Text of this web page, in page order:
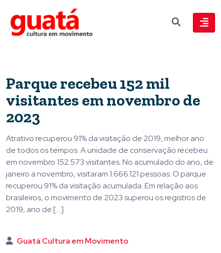
Parque recebeu 152 mil
visitantes em novembro de
2023
Atrativo recuperou 91% da visitação de 2019, melhor ano
de todos os tempos. A unidade de conservação recebeu
em novembro 152.573 visitantes. No acumulado do ano, de
janeiro a novembro, visitaram 1.666.121 pessoas. O parque
recuperou 91% da visitação acumulada. Em relação aos
brasileiros, o movimento de 2023 superou os registros de
2019, ano de […]
Guatá Cultura em Movimento